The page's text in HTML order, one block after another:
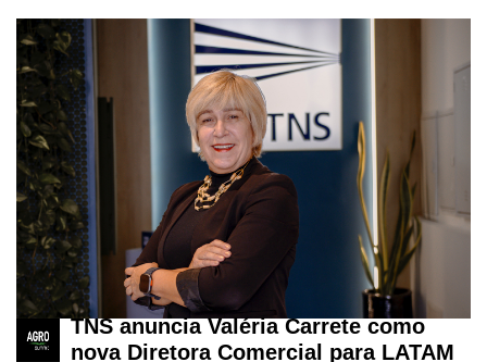
se
Minha
conta
Notícias
Destaque
Mercado
Troca
TNS anuncia Valéria Carrete como
nova Diretora Comercial para LATAM